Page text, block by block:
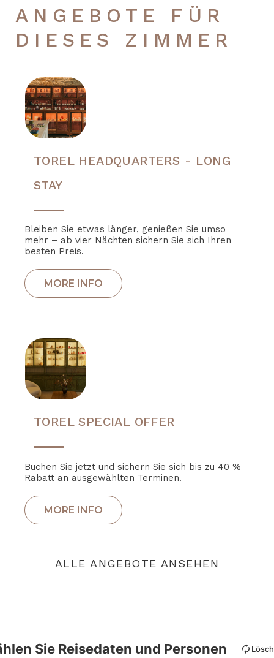
ANGEBOTE FÜR
DIESES ZIMMER
TOREL HEADQUARTERS - LONG
STAY
Bleiben Sie etwas länger, genießen Sie umso
mehr – ab vier Nächten sichern Sie sich Ihren
besten Preis.
TOREL SPECIAL OFFER
Buchen Sie jetzt und sichern Sie sich bis zu 40 %
Rabatt an ausgewählten Terminen.
ALLE ANGEBOTE ANSEHEN
Sie Reisedaten und Personen